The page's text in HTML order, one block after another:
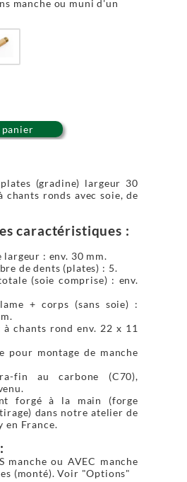
manche ou muni d'un
(gradine) largeur 30
chants ronds avec soie, de
caractéristiques :
largeur : env. 30 mm.
de dents (plates) : 5.
(soie comprise) : env.
+ corps (sans soie) :
chants rond env. 22 x 11
pour montage de manche
fin au carbone (C70),
forgé à la main (forge
dans notre atelier de
en France.
manche ou AVEC manche
(monté). Voir "Options"